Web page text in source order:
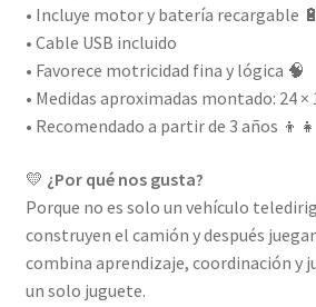
• Incluye motor y batería recargable 🔋
• Cable USB incluido
• Favorece motricidad fina y lógica 🧠
• Medidas aproximadas montado: 24 ×
• Recomendado a partir de 3 años 👦👧
💛 ¿Por qué nos gusta?
Porque no es solo un vehículo
construyen el camión y después
combina aprendizaje, coordinación y
un solo juguete.